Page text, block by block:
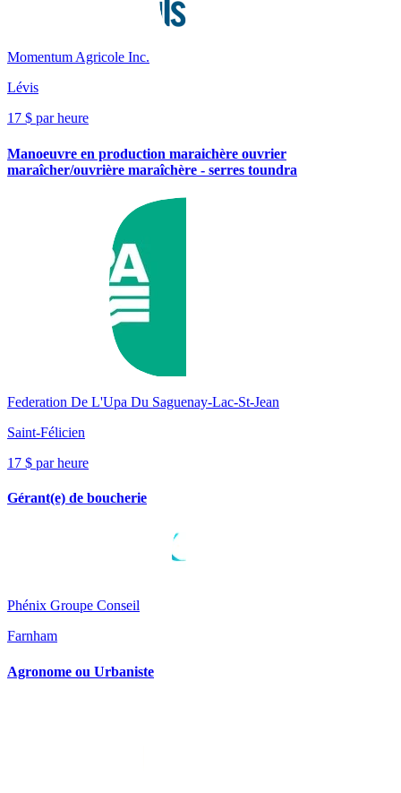
Momentum Agricole Inc.
Lévis
17 $ par heure
Manoeuvre en production maraichère ouvrier
maraîcher/ouvrière maraîchère - serres toundra
Federation De L'Upa Du Saguenay-Lac-St-Jean
Saint-Félicien
17 $ par heure
Gérant(e) de boucherie
Phénix Groupe Conseil
Farnham
Agronome ou Urbaniste